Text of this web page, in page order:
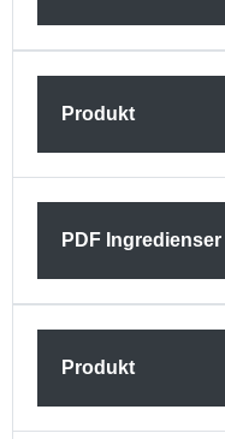
Produkt
PDF Ingredienser
Produkt